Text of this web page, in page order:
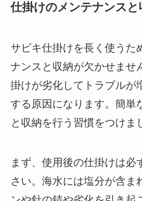
仕掛けのメンテナンスと
サビキ仕掛けを長く使うた
ナンスと収納が欠かせませ
掛けが劣化してトラブルが
する原因になります。簡単
と収納を行う習慣をつけま
まず、使用後の仕掛けは必
さい。海水には塩分が含ま